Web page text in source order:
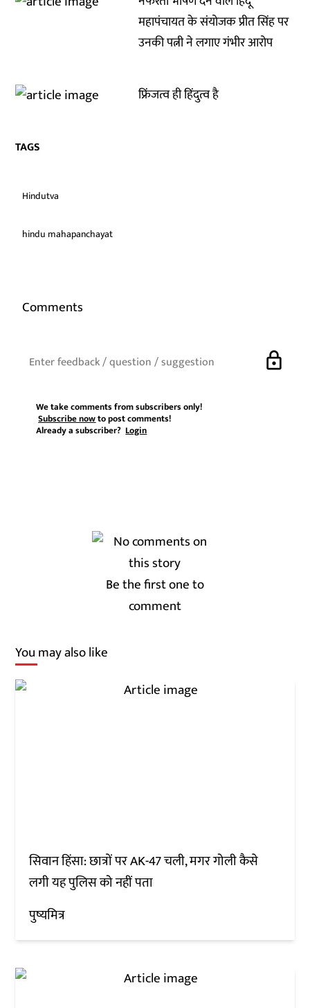
महापंचायत के संयोजक प्रीत सिंह पर
उनकी पत्नी ने लगाए गंभीर आरोप
फ्रिंजत्व ही हिंदुत्व है
TAGS
Hindutva
hindu mahapanchayat
Comments
lock
We take comments from subscribers only!
Subscribe nowto post comments!
Already a subscriber?Login
Be the first one to
comment
You may also like
सिवान हिंसा: छात्रों पर AK-47 चली, मगर गोली कैसे
लगी यह पुलिस को नहीं पता
पुष्यमित्र